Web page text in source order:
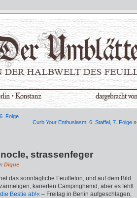
Folge
Curb Your Enthusiasm: 6. Staffel, 7. Folge »
strassenfeger
Dique
das sonntägliche Feuilleton, und auf dem Bild
karierten Campinghemd, aber es fehlt
Bestie ab!« – Freitag in Berlin aufgeschlagen,